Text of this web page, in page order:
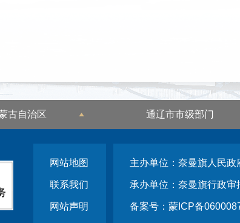
古自治区 通辽市市级部门
网站地图
联系我们
网站声明
主办单位：奈曼旗人民政
承办单位：奈曼旗行政
备案号：蒙ICP备